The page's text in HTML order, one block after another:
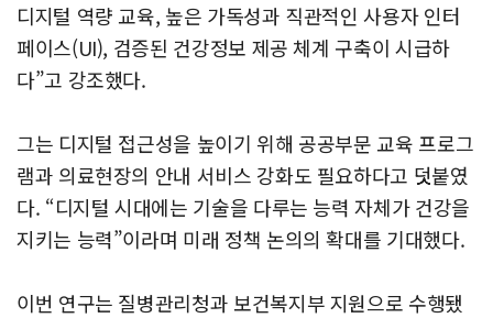
디지털 역량 교육, 높은 가독성과 직관적인 사용자 인터
페이스(UI), 검증된 건강정보 제공 체계 구축이 시급하
다”고 강조했다.
그는 디지털 접근성을 높이기 위해 공공부문 교육 프로그
램과 의료현장의 안내 서비스 강화도 필요하다고 덧붙였
다. “디지털 시대에는 기술을 다루는 능력 자체가 건강을
지키는 능력”이라며 미래 정책 논의의 확대를 기대했다.
이번 연구는 질병관리청과 보건복지부 지원으로 수행됐